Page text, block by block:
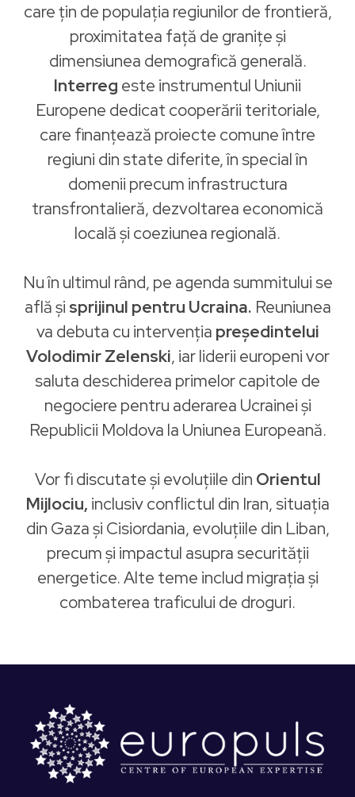
care țin de populația regiunilor de frontieră,
proximitatea față de granițe și
dimensiunea demografică generală.
Interreg este instrumentul Uniunii
Europene dedicat cooperării teritoriale,
care finanțează proiecte comune între
regiuni din state diferite, în special în
domenii precum infrastructura
transfrontalieră, dezvoltarea economică
locală și coeziunea regională.
Nu în ultimul rând, pe agenda summitului se
află și sprijinul pentru Ucraina. Reuniunea
va debuta cu intervenția președintelui
Volodimir Zelenski, iar liderii europeni vor
saluta deschiderea primelor capitole de
negociere pentru aderarea Ucrainei și
Republicii Moldova la Uniunea Europeană.
Vor fi discutate și evoluțiile din Orientul
Mijlociu, inclusiv conflictul din Iran, situația
din Gaza și Cisiordania, evoluțiile din Liban,
precum și impactul asupra securității
energetice. Alte teme includ migrația și
combaterea traficului de droguri.